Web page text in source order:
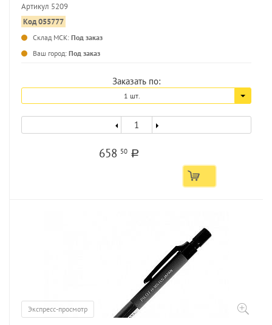
Артикул 5209
Код 055777
Склад МСК: Под заказ
Ваш город: Под заказ
Заказать по:
1 шт.
658 50 a
Экспресс-просмотр